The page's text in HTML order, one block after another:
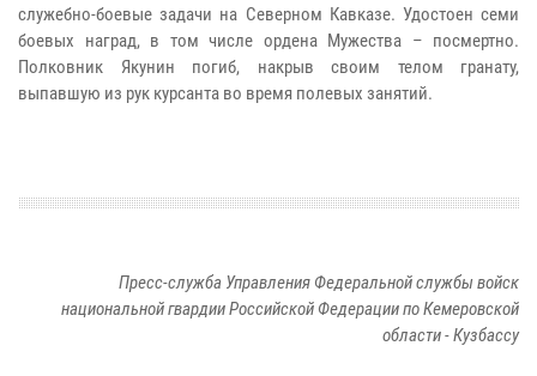
служебно-боевые задачи на Северном Кавказе. Удостоен семи
боевых наград, в том числе ордена Мужества – посмертно.
Полковник Якунин погиб, накрыв своим телом гранату,
выпавшую из рук курсанта во время полевых занятий.
Пресс-служба Управления Федеральной службы войск
национальной гвардии Российской Федерации по Кемеровской
области - Кузбассу